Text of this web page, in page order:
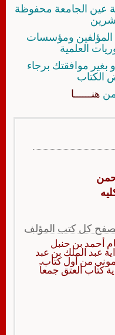
عين الجامعة محفوظة
المؤلفين ومؤسسات
العلمية
موافقتك برجاء
الكتاب
هنــــــا
كل كتب المؤلف
أحمد بن حنبل
عبد الملك بن عبد
من أول كتاب
كتاب العتق جمعاً